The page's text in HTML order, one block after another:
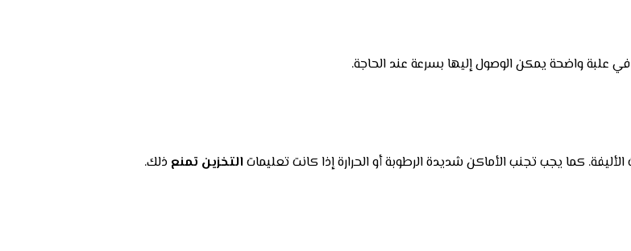
علبة واضحة يمكن الوصول إليها بسرعة عند الحاجة.
كما يجب تجنب الأماكن شديدة الرطوبة أو الحرارة إذا كانت تعليمات التخزين تمنع ذلك.